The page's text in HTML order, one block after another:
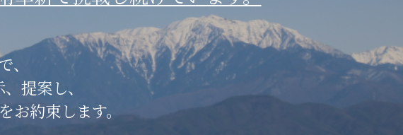
提案し、
約束します。